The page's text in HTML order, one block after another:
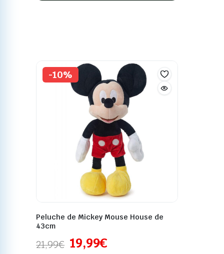
-10%
Peluche de Mickey Mouse House de
43cm
21,99€ 19,99€